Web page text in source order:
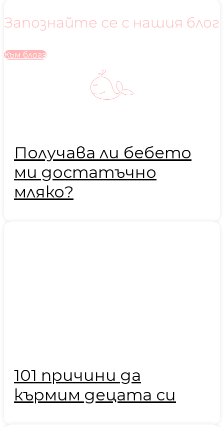
Запознайте се с нашия блог
Към блога
Получава ли бебето
ми достатъчно
мляко?
101 причини да
кърмим децата си